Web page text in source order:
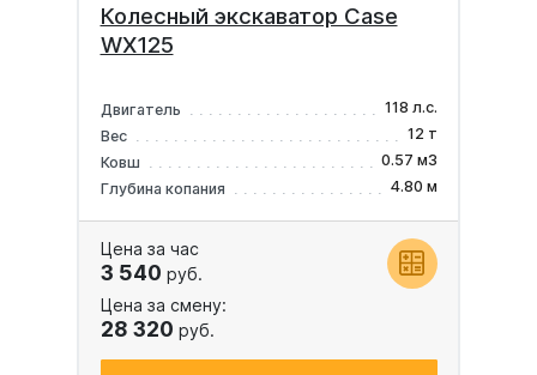
Колесный экскаватор Case
WX125
Двигатель
118 л.с.
Вес
12 т
Ковш
0.57 м3
Глубина копания
4.80 м
Цена за час
3 540 руб.
Цена за смену:
28 320 руб.